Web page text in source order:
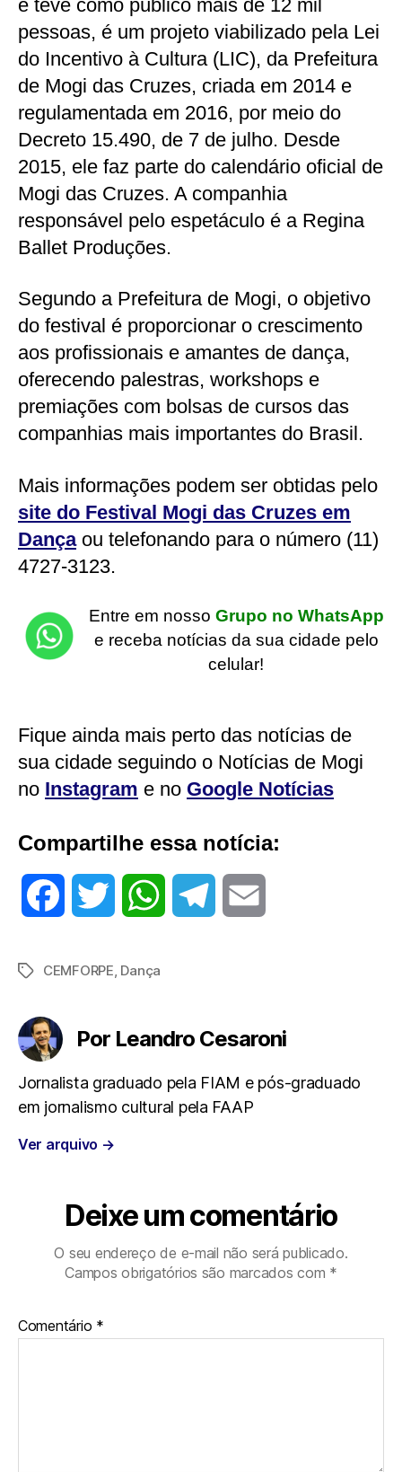
e teve como público mais de 12 mil
pessoas, é um projeto viabilizado pela Lei
do Incentivo à Cultura (LIC), da Prefeitura
de Mogi das Cruzes, criada em 2014 e
regulamentada em 2016, por meio do
Decreto 15.490, de 7 de julho. Desde
2015, ele faz parte do calendário oficial de
Mogi das Cruzes. A companhia
responsável pelo espetáculo é a Regina
Ballet Produções.
Segundo a Prefeitura de Mogi, o objetivo
do festival é proporcionar o crescimento
aos profissionais e amantes de dança,
oferecendo palestras, workshops e
premiações com bolsas de cursos das
companhias mais importantes do Brasil.
Mais informações podem ser obtidas pelo
site do Festival Mogi das Cruzes em
Dançaou telefonando para o número (11)
4727-3123.
Entre em nosso Grupo no WhatsApp
e receba notícias da sua cidade pelo
celular!
Fique ainda mais perto das notícias de
sua cidade seguindo o Notícias de Mogi
no Instagram e no Google Notícias
Compartilhe essa notícia:
o
o
i
e A r
TagsCEMFORPE, Dança
Por Leandro Cesaroni
Jornalista graduado pela FIAM e pós-graduado
em jornalismo cultural pela FAAP
Ver arquivo →
Deixe um comentário
O seu endereço de e-mail não será publicado.
Campos obrigatórios são marcados com *
Comentário *